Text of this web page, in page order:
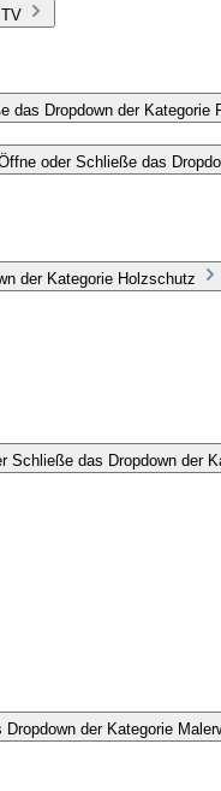
das Dropdown der Kategorie
oder Schließe das
der Kategorie Holzschutz
Schließe das Dropdown der
der Kategorie